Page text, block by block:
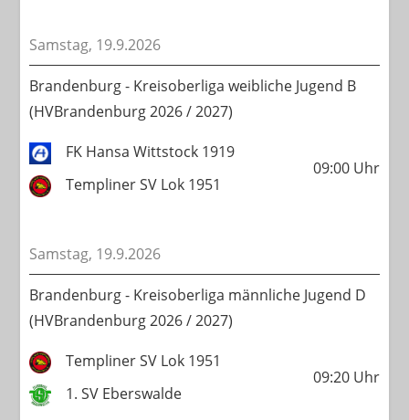
Samstag, 19.9.2026
Brandenburg - Kreisoberliga weibliche Jugend B
(HVBrandenburg 2026 / 2027)
FK Hansa Wittstock 1919
Templiner SV Lok 1951
09:00Uhr
Samstag, 19.9.2026
Brandenburg - Kreisoberliga männliche Jugend D
(HVBrandenburg 2026 / 2027)
Templiner SV Lok 1951
1. SV Eberswalde
09:20Uhr